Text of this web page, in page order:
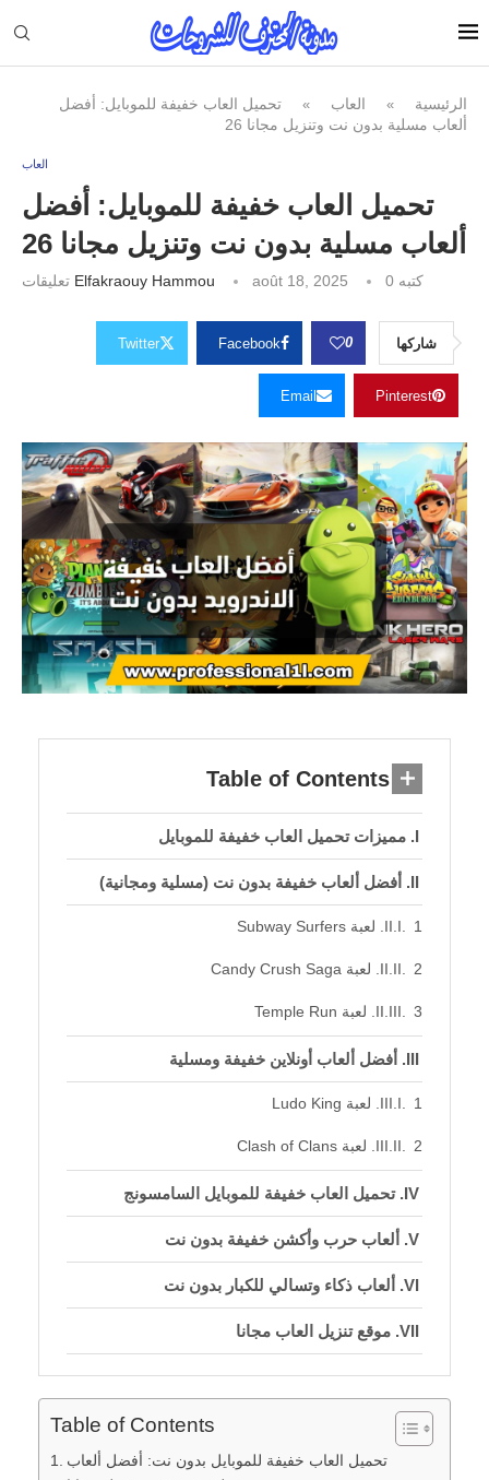
الرئيسية » العاب »
تحميل العاب خفيفة للموبايل: أفضل
ألعاب مسلية بدون نت وتنزيل مجانا 26
العاب
تحميل العاب خفيفة للموبايل: أفضل
ألعاب مسلية بدون نت وتنزيل مجانا 26
كتبه Elfakraouy Hammou août 18, 2025 0 تعليقات
شاركها 0
Facebook
Twitter
Pinterest
Email
Table of Contents
مميزات تحميل العاب خفيفة للموبايل
أفضل ألعاب خفيفة بدون نت (مسلية ومجانية)
1. لعبة Subway Surfers
2. لعبة Candy Crush Saga
3. لعبة Temple Run
أفضل ألعاب أونلاين خفيفة ومسلية
1. لعبة Ludo King
2. لعبة Clash of Clans
تحميل العاب خفيفة للموبايل السامسونج
ألعاب حرب وأكشن خفيفة بدون نت
ألعاب ذكاء وتسالي للكبار بدون نت
موقع تنزيل العاب مجانا
مقارنات بين الألعاب الشهيرة
في الختام
Table of Contents
تحميل العاب خفيفة للموبايل بدون نت: أفضل ألعاب